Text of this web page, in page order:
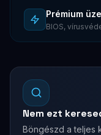
Prémium
BIOS,
Nem ezt
Böngészd a teljes